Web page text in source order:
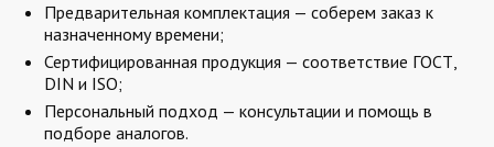
Предварительная комплектация — соберем заказ к
назначенному времени;
Сертифицированная продукция — соответствие ГОСТ,
DIN и ISO;
Персональный подход — консультации и помощь в
подборе аналогов.